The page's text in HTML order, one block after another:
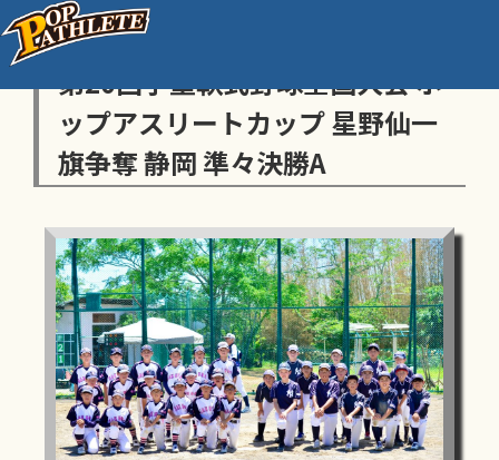
センス・トラストトーナメント
第20回学童軟式野球全国大会 ポ
ップアスリートカップ 星野仙一
旗争奪 静岡 準々決勝A